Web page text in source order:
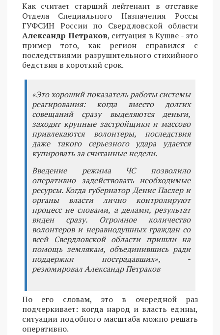
Как считает старший лейтенант в отставке
Отдела Специального Назначения Россы
ГУФСИН России по Свердловской области
Александр Петраков, ситуация в Кушве - это
пример того, как регион справился с
последствиями разрушительного стихийного
бедствия в короткий срок.
«Это хороший показатель работы системы
реагирования: когда вместо долгих
совещаний сразу выделяются деньги,
заходят крупные застройщики и массово
привлекаются волонтеры, последствия
даже такого серьезного удара удается
купировать за считанные недели.
Введение режима ЧС позволило
оперативно задействовать необходимые
ресурсы. Когда губернатор Денис Паслер и
органы власти лично контролируют
процесс не словами, а делами, результат
виден сразу. Огромное количество
волонтеров и неравнодушных граждан со
всей Свердловской области пришли на
помощь землякам, объединившись ради
поддержки пострадавших», -
резюмировал Александр Петраков
По его словам, это в очередной раз
подчеркивает: когда народ и власть едины,
ситуации подобного масштаба можно решать
оперативно.